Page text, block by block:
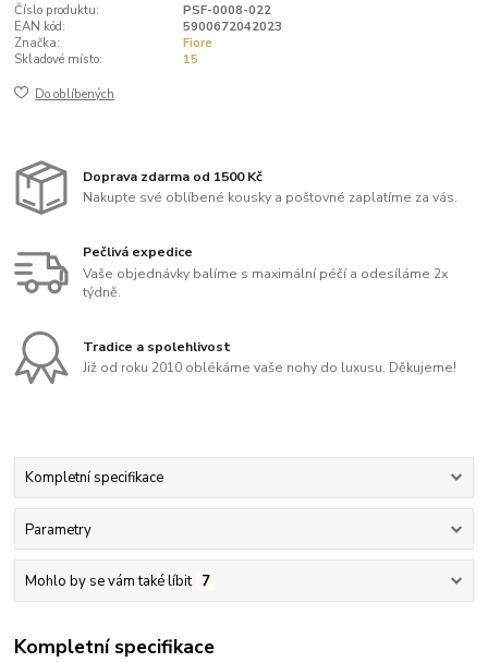
Číslo produktu:
PSF-0008-022
EAN kód:
5900672042023
Značka:
Fiore
Skladové místo:
15
Do oblíbených
Doprava zdarma od 1500 Kč
Nakupte své oblíbené kousky a poštovné zaplatíme za vás.
Pečlivá expedice
Vaše objednávky balíme s maximální péčí a odesíláme 2x
týdně.
Tradice a spolehlivost
Již od roku 2010 oblékáme vaše nohy do luxusu. Děkujeme!
Kompletní specifikace
Parametry
Mohlo by se vám také líbit 7
Kompletní specifikace